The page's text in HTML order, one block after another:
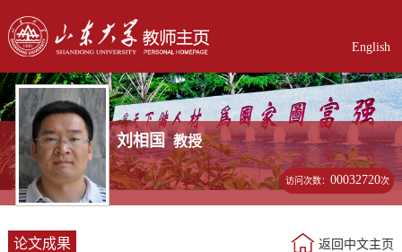
English
刘相国 教授
访问次数：00032720次
论文成果 返回中文主页